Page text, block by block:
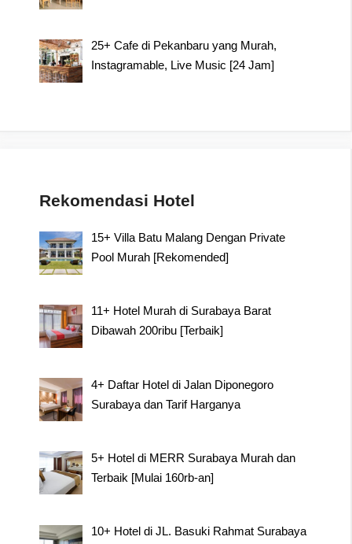
25+ Cafe di Pekanbaru yang Murah,
Instagramable, Live Music [24 Jam]
Rekomendasi Hotel
15+ Villa Batu Malang Dengan Private
Pool Murah [Rekomended]
11+ Hotel Murah di Surabaya Barat
Dibawah 200ribu [Terbaik]
4+ Daftar Hotel di Jalan Diponegoro
Surabaya dan Tarif Harganya
5+ Hotel di MERR Surabaya Murah dan
Terbaik [Mulai 160rb-an]
10+ Hotel di JL. Basuki Rahmat Surabaya